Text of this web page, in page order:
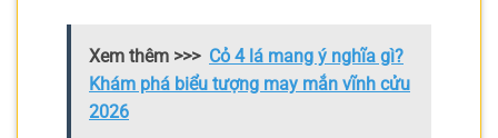
Xem thêm >>> Cỏ 4 lá mang ý nghĩa gì?
Khám phá biểu tượng may mắn vĩnh cửu
2026